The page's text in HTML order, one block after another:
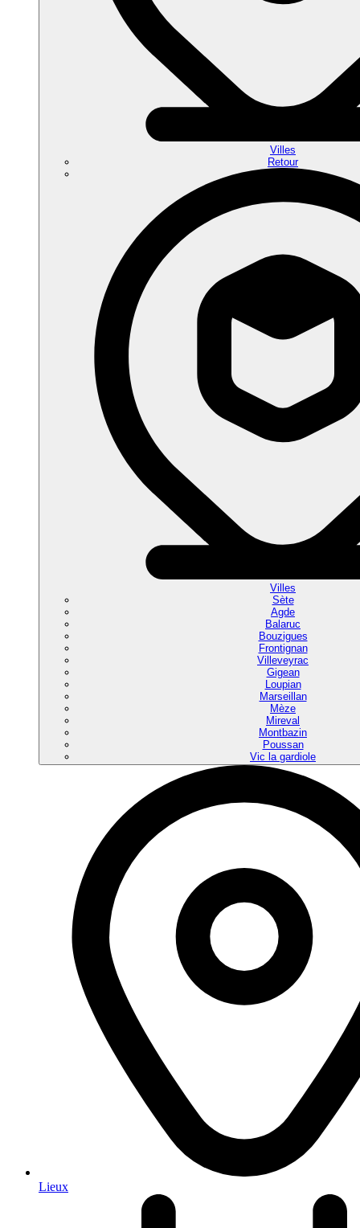
Villes
Retour
Villes
Sète
Agde
Balaruc
Bouzigues
Frontignan
Villeveyrac
Gigean
Loupian
Marseillan
Mèze
Mireval
Montbazin
Poussan
Vic la gardiole
Lieux